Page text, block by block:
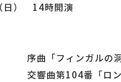
日） 14時開演
序曲「フィンガルの洞
交響曲第104番「ロン